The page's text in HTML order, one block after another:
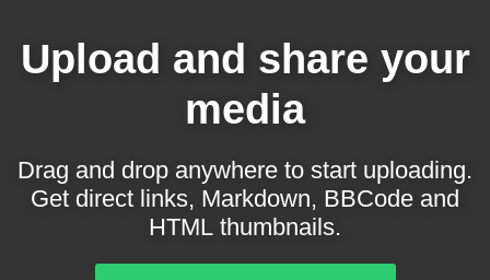
Upload and share your
media
Drag and drop anywhere to start uploading.
Get direct links, Markdown, BBCode and
HTML thumbnails.